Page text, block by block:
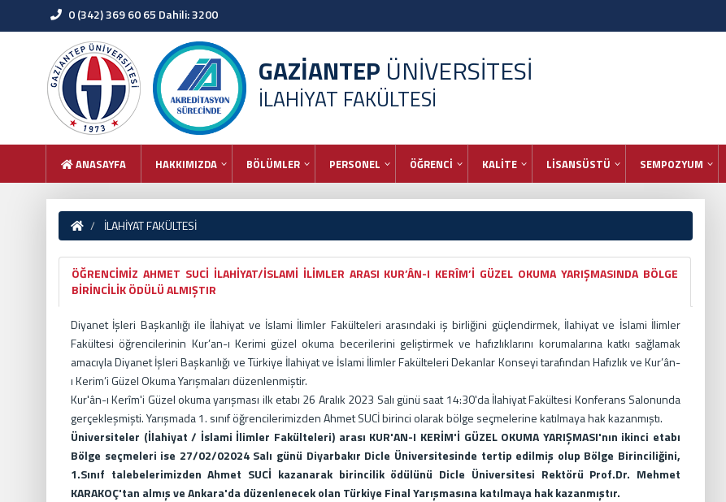
0 (342) 369 60 65 Dahili: 3200
GAZİANTEP ÜNİVERSİTESİ
İLAHİYAT FAKÜLTESİ
ANASAYFA HAKKIMIZDA BÖLÜMLER PERSONEL ÖĞRENCİ KALİTE LİSANSÜSTÜ SEMPOZYUM
İLAHİYAT FAKÜLTESİ
ÖĞRENCİMİZ AHMET SUCİ İLAHİYAT/İSLAMİ İLİMLER ARASI KUR’ÂN-I KERÎM’İ GÜZEL OKUMA YARIŞMASINDA BÖLGE
BİRİNCİLİK ÖDÜLÜ ALMIŞTIR
Diyanet İşleri Başkanlığı ile İlahiyat ve İslami İlimler Fakülteleri arasındaki iş birliğini güçlendirmek, İlahiyat ve İslami İlimler
Fakültesi öğrencilerinin Kur’an-ı Kerimi güzel okuma becerilerini geliştirmek ve hafızlıklarını korumalarına katkı sağlamak
amacıyla Diyanet İşleri Başkanlığı ve Türkiye İlahiyat ve İslami İlimler Fakülteleri Dekanlar Konseyi tarafından Hafızlık ve Kur’ân-
ı Kerim’i Güzel Okuma Yarışmaları düzenlenmiştir.
Kur'ân-ı Kerîm'i Güzel okuma yarışması ilk etabı 26 Aralık 2023 Salı günü saat 14:30'da İlahiyat Fakültesi Konferans Salonunda
gerçekleşmişti. Yarışmada 1. sınıf öğrencilerimizden Ahmet SUCİ birinci olarak bölge seçmelerine katılmaya hak kazanmıştı.
Üniversiteler (İlahiyat / İslami İlimler Fakülteleri) arası KUR'AN-I KERİM'İ GÜZEL OKUMA YARIŞMASI'nın ikinci etabı
Bölge seçmeleri ise 27/02/02024 Salı günü Diyarbakır Dicle Üniversitesinde tertip edilmiş olup Bölge Birinciliğini,
1.Sınıf talebelerimizden Ahmet SUCİ kazanarak birincilik ödülünü Dicle Üniversitesi Rektörü Prof.Dr. Mehmet
KARAKOÇ'tan almış veAnkara'da düzenlenecek olan Türkiye Final Yarışmasına katılmaya hak kazanmıştır.